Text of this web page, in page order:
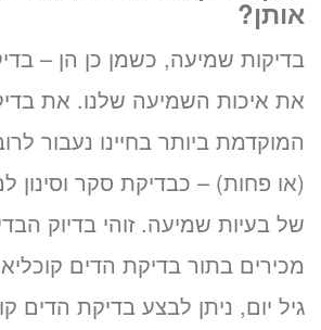
אותן?
בדיקות שמיעה, כשמן כן הן –
את איכות השמיעה שלנו. את
המוקדמת ביותר בחיינו נעבור
(או פחות) – כבדיקת סקר וסינון
של בעיות שמיעה. זוהי בדיוק
מכירים בתור בדיקת הדים
גיל יום, ניתן לבצע בדיקת הדים